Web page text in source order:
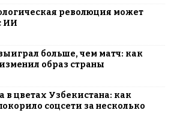
революция может
ИИ
больше, чем матч: как
образ страны
цветах Узбекистана: как
соцсети за несколько